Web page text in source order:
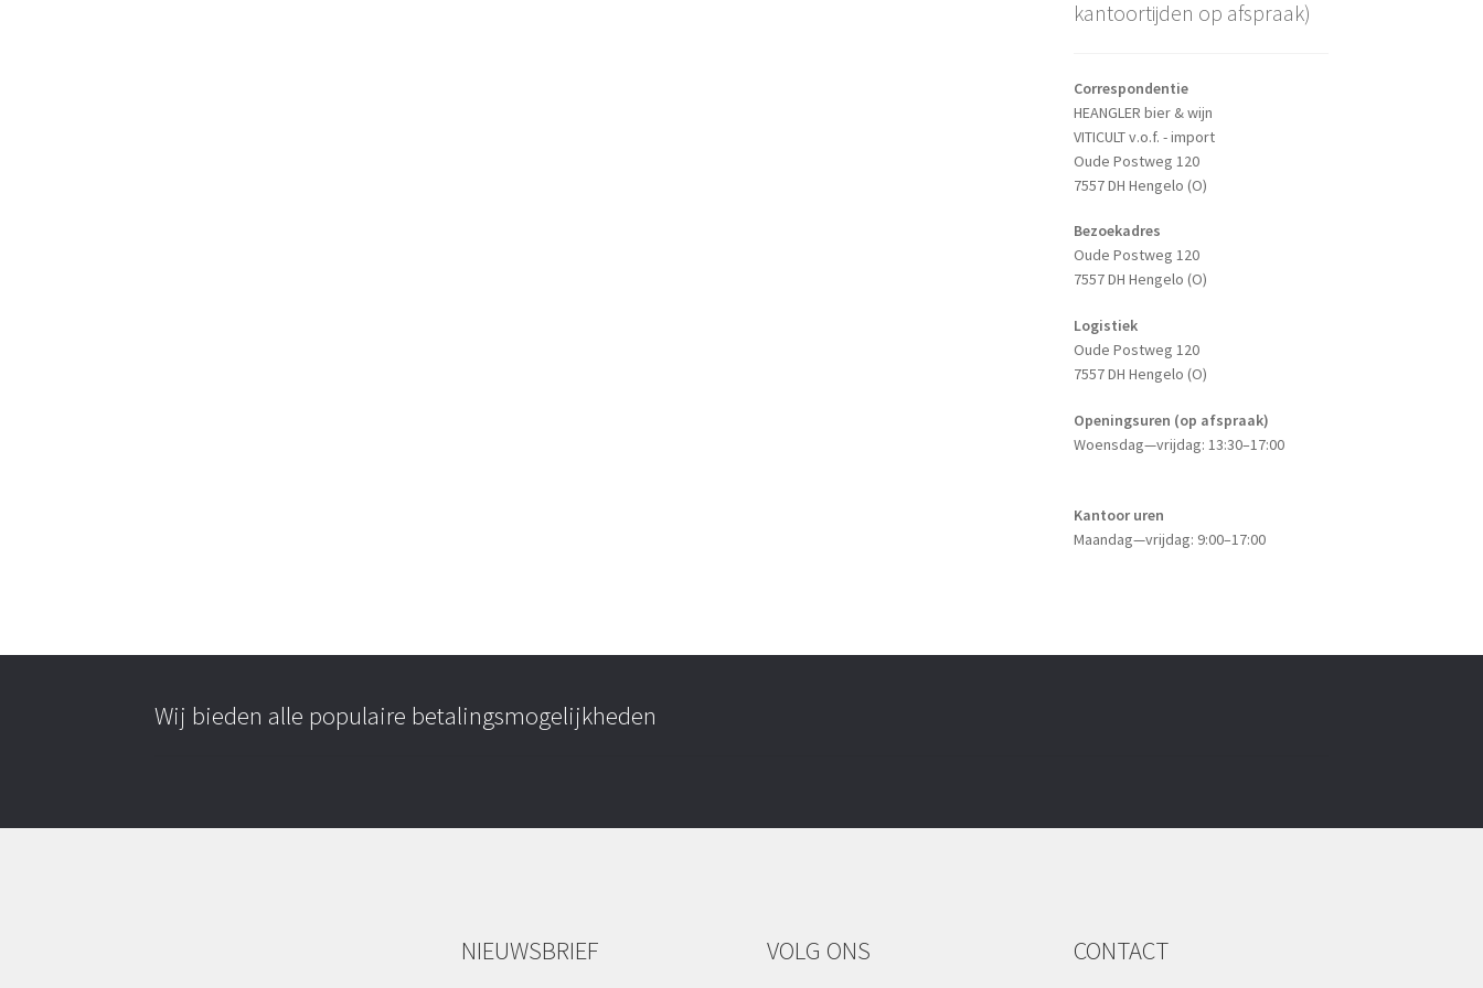
kantoortijden op afspraak)
Correspondentie
HEANGLER bier & wijn
VITICULT v.o.f. - import
Oude Postweg 120
7557 DH Hengelo (O)
Bezoekadres
Oude Postweg 120
7557 DH Hengelo (O)
Logistiek
Oude Postweg 120
7557 DH Hengelo (O)
Openingsuren (op afspraak)
Woensdag—vrijdag: 13:30–17:00
Kantoor uren
Maandag—vrijdag: 9:00–17:00
Wij bieden alle populaire betalingsmogelijkheden
NIEUWSBRIEF VOLG ONS CONTACT